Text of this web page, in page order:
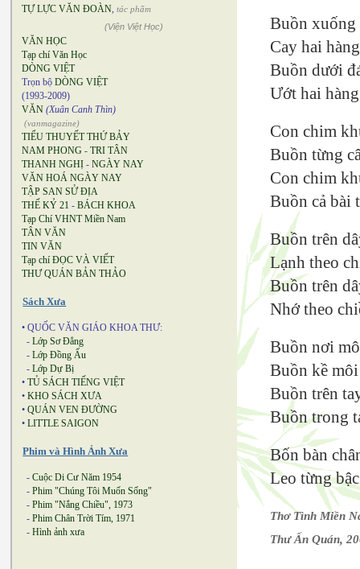
TỰ LỰC VĂN ĐOÀN, tác phẩm
(Viện Việt Học)
VĂN HỌC
Tạp chí Văn Học
DÒNG VIỆT
Trọn bộ DÒNG VIỆT
(1993-2009)
VĂN (Xuân Canh Thìn)
(vanmagazine)
TIỂU THUYẾT THỨ BẢY
NAM PHONG - TRI TÂN
THANH NGHỊ - NGÀY NAY
VĂN HOÁ NGÀY NAY
TẬP SAN SỬ ĐỊA
THẾ KỶ 21 - BÁCH KHOA
Tạp Chí VHNT Miền Nam
TÂN VĂN
TIN VĂN
Tạp chí ĐỌC VÀ VIẾT
THƯ QUÁN BẢN THẢO
Sách Xưa
• QUỐC VĂN GIÁO KHOA THƯ:
- Lớp Sơ Đẳng
- Lớp Đồng Ấu
- Lớp Dự Bị
• TỦ SÁCH TIẾNG VIỆT
• KHO SÁCH XƯA
• QUÁN VEN ĐƯỜNG
• LITTLE SAIGON
Phim và Hình Ảnh Xưa
- Cuộc Di Cư Năm 1954
- Phim "Chúng Tôi Muốn Sống"
- Phim "Nắng Chiều", 1973
- Phim Chân Trời Tím, 1971
- Hình ảnh xưa
Buồn xuống
Cay hai
Buồn dưới
Ướt hai
Con chim
Buồn từng
Con chim
Buồn cả bài
Buồn trên
Lạnh theo
Buồn trên
Nhớ theo
Buồn nơi
Buồn kề
Buồn trên
Buồn trong
Bốn bàn
Leo từng
Thơ Tình Miền
Thư Ấn Quán,